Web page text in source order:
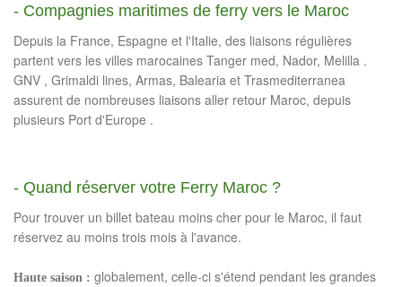
- Compagnies maritimes de ferry vers le Maroc
Depuis la France, Espagne et l'Italie, des liaisons régulières
partent vers les villes marocaines Tanger med, Nador, Melilla .
GNV , Grimaldi lines, Armas, Balearia et Trasmediterranea
assurent de nombreuses liaisons aller retour Maroc, depuis
plusieurs Port d'Europe .
- Quand réserver votre Ferry Maroc ?
Pour trouver un billet bateau moins cher pour le Maroc, il faut
réservez au moins trois mois à l'avance.
Haute saison : globalement, celle-ci s'étend pendant les grandes